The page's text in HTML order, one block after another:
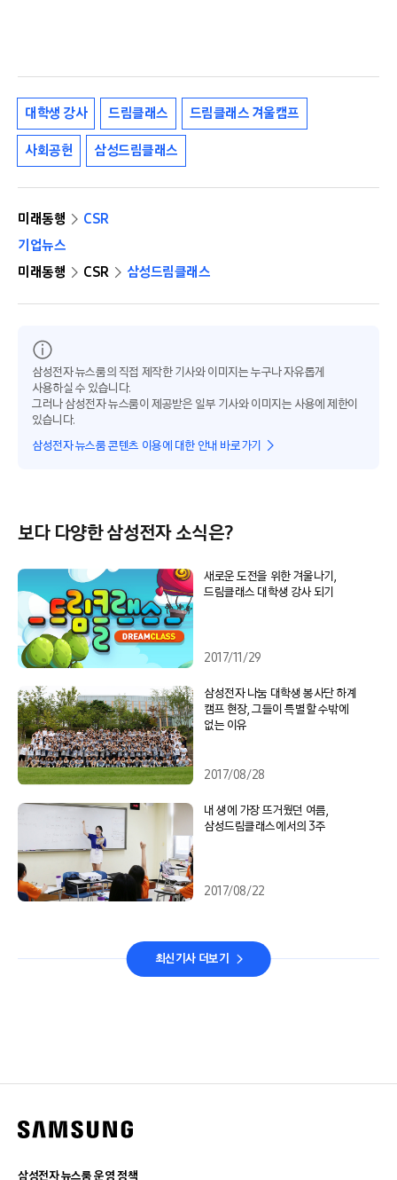
대학생 강사 드림클래스 드림클래스 겨울캠프
사회공헌 삼성드림클래스
미래동행
CSR
기업뉴스
미래동행
CSR 삼성드림클래스
삼성전자 뉴스룸의 직접 제작한 기사와 이미지는 누구나 자유롭게
사용하실 수 있습니다.
그러나 삼성전자 뉴스룸이 제공받은 일부 기사와 이미지는 사용에 제한이
있습니다.
삼성전자 뉴스룸 콘텐츠 이용에 대한 안내 바로가기
보다 다양한 삼성전자 소식은?
새로운 도전을 위한 겨울나기,
드림클래스 대학생 강사 되기
2017/11/29
삼성전자 나눔 대학생 봉사단 하계
캠프 현장, 그들이 특별할 수밖에
없는 이유
2017/08/28
내 생에 가장 뜨거웠던 여름,
삼성드림클래스에서의 3주
2017/08/22
최신기사 더보기
삼성전자 뉴스룸 운영 정책